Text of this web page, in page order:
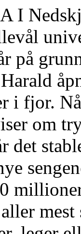
I
på
i fjor. Nå
om
det